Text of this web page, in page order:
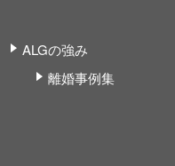
ALGの強み
離婚事例集